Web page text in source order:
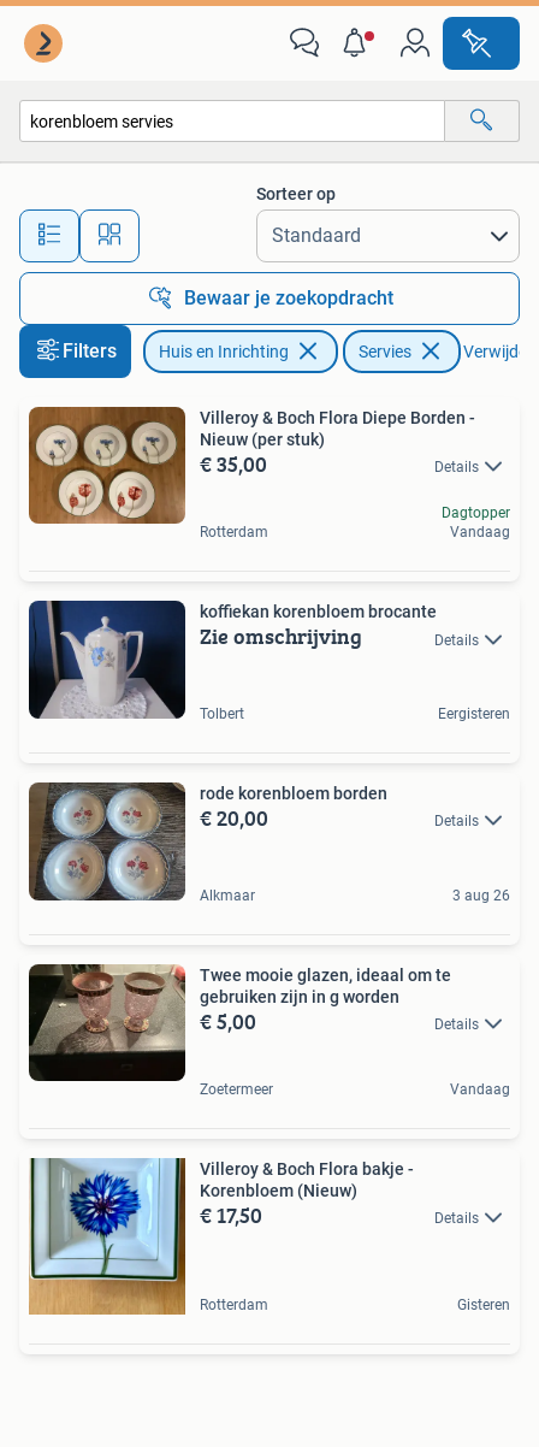
Alle afstanden…
Sorteer op
Bewaar je zoekopdracht
Filters Huis en Inrichting Servies Verwijder
Villeroy & Boch Flora Diepe Borden -
Nieuw (per stuk)
€ 35,00 Details
Rotterdam
Dagtopper
Vandaag
koffiekan korenbloem brocante
Zie omschrijving Details
Tolbert Eergisteren
rode korenbloem borden
€ 20,00 Details
Alkmaar 3 aug 26
Twee mooie glazen, ideaal om te
gebruiken zijn in g worden
€ 5,00 Details
Zoetermeer Vandaag
Villeroy & Boch Flora bakje -
Korenbloem (Nieuw)
€ 17,50 Details
Rotterdam Gisteren